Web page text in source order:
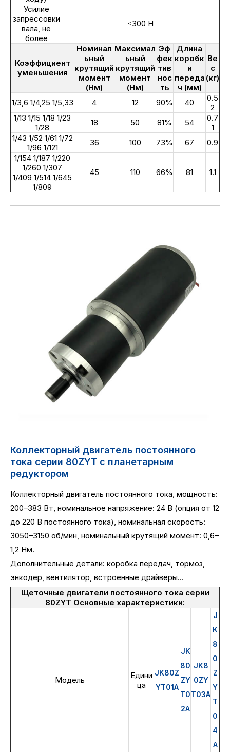
Усилие
запрессовки
вала, не
более
≤300 Н
Коэффициент
уменьшения
Номинал
ьный
крутящий
момент
(Нм)
Максимал
ьный
крутящий
момент
(Нм)
Эф
фек
тив
нос
ть
Длина
коробк
и
переда
ч (мм)
Ве
с
(кг)
1/3,6 1/4,25 1/5,33 4 12 90% 40
0.5
2
1/13 1/15 1/18 1/23
1/28
18 50 81% 54
0.7
1
1/43 1/52 1/61 1/72
1/96 1/121
36 100 73% 67
0.9
1/154 1/187 1/220
1/260 1/307
1/409 1/514 1/645
1/809
45 110 66% 81 1.1
Коллекторный двигатель постоянного
тока серии 80ZYT с планетарным
редуктором
Коллекторный двигатель постоянного тока, мощность:
200–383 Вт, номинальное напряжение: 24 В (опция от 12
до 220 В постоянного тока), номинальная скорость:
3050–3150 об/мин, номинальный крутящий момент: 0,6–
1,2 Нм.
Дополнительные детали: коробка передач, тормоз,
энкодер, вентилятор, встроенные драйверы...
Щеточные двигатели постоянного тока серии
80ZYT Основные характеристики:
Модель
Едини
ца
JK80Z
YT01A
JK
80
ZY
T0
2A
JK8
0ZY
T03A
J
K
8
0
Z
Y
T
0
4
A